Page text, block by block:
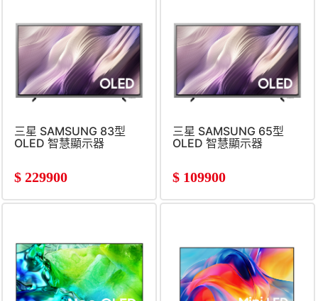
三星 SAMSUNG 83型
OLED 智慧顯示器
$ 229900
三星 SAMSUNG 65型
OLED 智慧顯示器
$ 109900